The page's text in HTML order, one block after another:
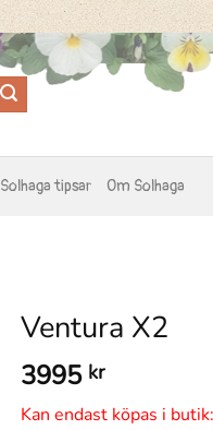
Solhaga tipsar Om Solhaga
Ventura X2
3995 kr
Kan endast köpas i